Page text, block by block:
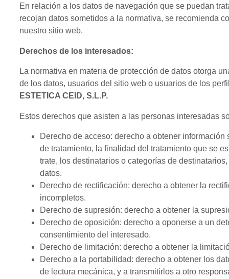
En relación a los datos de navegación que se puedan
recojan datos sometidos a la normativa, se recomienda
nuestro sitio web.
Derechos de los interesados:
La normativa en materia de protección de datos otorga
de los datos, usuarios del sitio web o usuarios de los
ESTETICA CEID, S.L.P.
Estos derechos que asisten a las personas interesadas
Derecho de acceso: derecho a obtener información
de tratamiento, la finalidad del tratamiento que se
trate, los destinatarios o categorías de
datos.
Derecho de rectificación: derecho a obtener la
incompletos.
Derecho de supresión: derecho a obtener la
Derecho de oposición: derecho a oponerse a un
consentimiento del interesado.
Derecho de limitación: derecho a obtener la
Derecho a la portabilidad: derecho a obtener los
de lectura mecánica, y a transmitirlos a otro